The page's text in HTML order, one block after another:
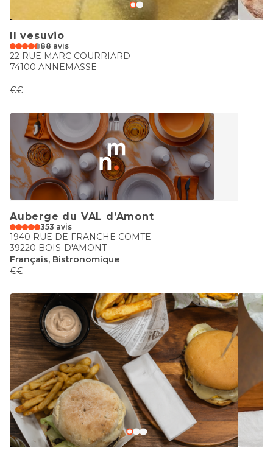
Il vesuvio
88 avis
22 RUE MARC COURRIARD
74100 ANNEMASSE
€€
Auberge du VAL d’Amont
353 avis
1940 RUE DE FRANCHE COMTE
39220 BOIS-D'AMONT
Français, Bistronomique
€€